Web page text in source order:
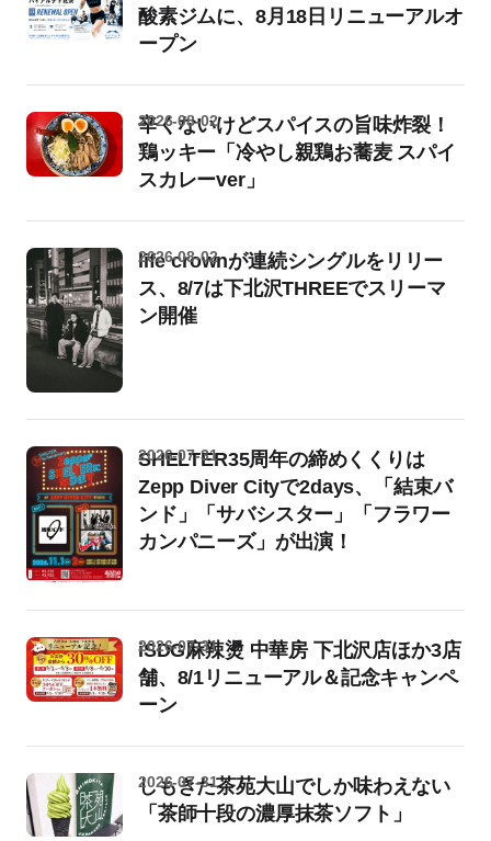
酸素ジムに、8月18日リニューアルオ
ープン
辛くないけどスパイスの旨味炸裂！
鶏ッキー「冷やし親鶏お蕎麦 スパイ
スカレーver」
2026-08-02
life crownが連続シングルをリリー
ス、8/7は下北沢THREEでスリーマ
ン開催
2026-08-02
SHELTER35周年の締めくくりは
Zepp Diver Cityで2days、「結束バ
ンド」「サバシスター」「フラワー
カンパニーズ」が出演！
2026-07-31
iSDG麻辣燙 中華房 下北沢店ほか3店
舗、8/1リニューアル＆記念キャンペ
ーン
2026-07-31
しもきた茶苑大山でしか味わえない
「茶師十段の濃厚抹茶ソフト」
2026-07-31